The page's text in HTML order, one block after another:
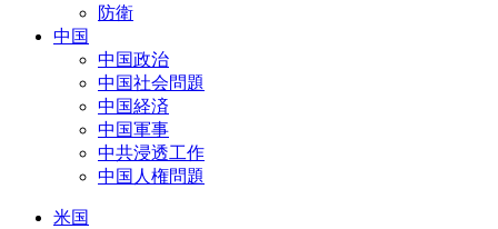
防衛
中国
中国政治
中国社会問題
中国経済
中国軍事
中共浸透工作
中国人権問題
米国